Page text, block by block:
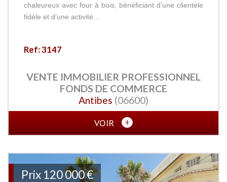
chaleureux avec four à bois, bénéficiant d’une clientèle
fidèle et d’une activité...
Ref: 3147
VENTE IMMOBILIER PROFESSIONNEL
FONDS DE COMMERCE
Antibes (06600)
VOIR
Prix 120 000 €